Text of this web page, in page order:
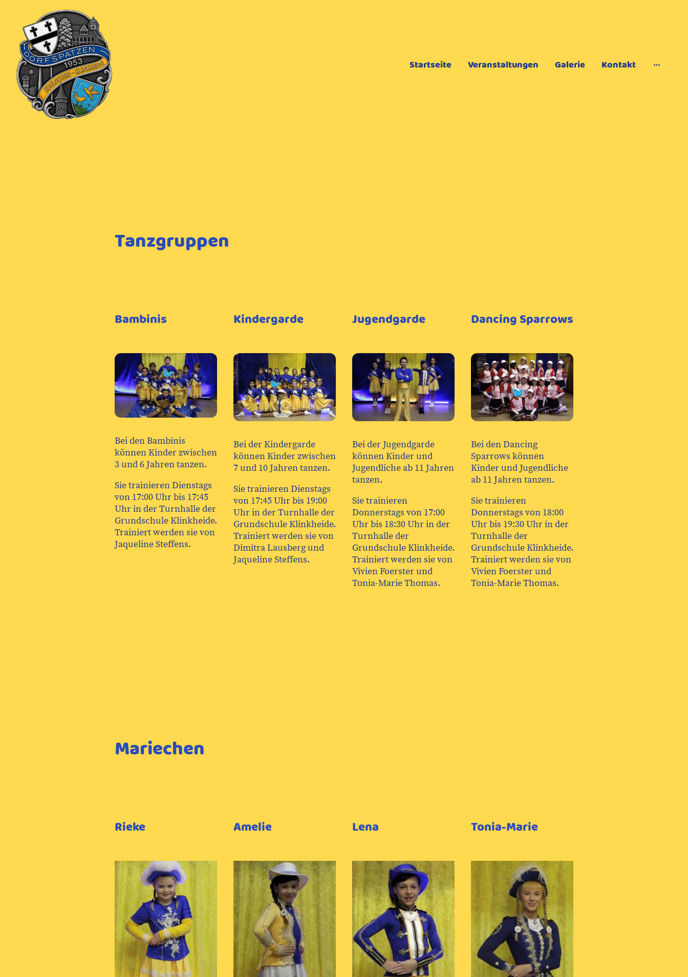
Startseite Veranstaltungen Galerie Kontakt
Tanzgruppen
Bambinis
Bei den Bambinis
können Kinder zwischen
3 und 6 Jahren tanzen.
Sie trainieren Dienstags
von 17:00 Uhr bis 17:45
Uhr in der Turnhalle der
Grundschule Klinkheide.
Trainiert werden sie von
Jaqueline Steffens.
Kindergarde
Bei der Kindergarde
können Kinder zwischen
7 und 10 Jahren tanzen.
Sie trainieren Dienstags
von 17:45 Uhr bis 19:00
Uhr in der Turnhalle der
Grundschule Klinkheide.
Trainiert werden sie von
Dimitra Lausberg und
Jaqueline Steffens.
Jugendgarde
Bei der Jugendgarde
können Kinder und
Jugendliche ab 11 Jahren
tanzen.
Sie trainieren
Donnerstags von 17:00
Uhr bis 18:30 Uhr in der
Turnhalle der
Grundschule Klinkheide.
Trainiert werden sie von
Vivien Foerster und
Tonia-Marie Thomas.
Dancing Sparrows
Bei den Dancing
Sparrows können
Kinder und Jugendliche
ab 11 Jahren tanzen.
Sie trainieren
Donnerstags von 18:00
Uhr bis 19:30 Uhr in der
Turnhalle der
Grundschule Klinkheide.
Trainiert werden sie von
Vivien Foerster und
Tonia-Marie Thomas.
Mariechen
Rieke Amelie Lena Tonia-Marie